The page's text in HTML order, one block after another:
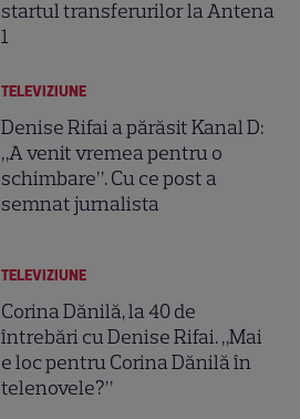
startul transferurilor la Antena
1
TELEVIZIUNE
Denise Rifai a părăsit Kanal D:
„A venit vremea pentru o
schimbare”. Cu ce post a
semnat jurnalista
TELEVIZIUNE
Corina Dănilă, la 40 de
întrebări cu Denise Rifai. „Mai
e loc pentru Corina Dănilă în
telenovele?”